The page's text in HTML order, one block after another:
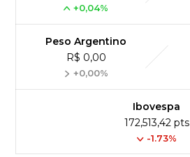
+0,04%
Peso Argentino
R$ 0,00
+0,00%
Ibovespa
172,513,42 pts
-1.73%